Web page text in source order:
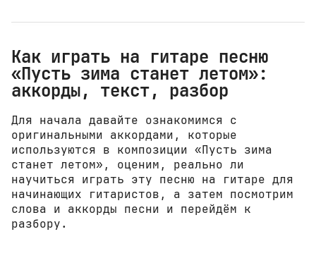
Как играть на гитаре песню
«Пусть зима станет летом»:
аккорды, текст, разбор
Для начала давайте ознакомимся с
оригинальными аккордами, которые
используются в композиции «Пусть зима
станет летом», оценим, реально ли
научиться играть эту песню на гитаре для
начинающих гитаристов, а затем посмотрим
слова и аккорды песни и перейдём к
разбору.